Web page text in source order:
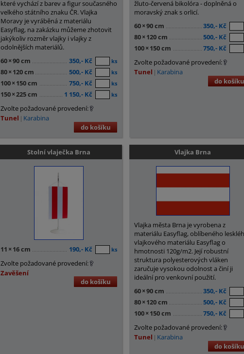
které vychází z barev a figur současného
velkého státního znaku ČR. Vlajka
Moravy je vyráběná z materiálu
Easyflag, na zakázku můžeme zhotovit
jakýkoliv rozměr vlajky i vlajky z
odolnějších materiálů.
60×90 cm 350,- Kč ks
80× 120 cm 500,- Kč ks
100× 150 cm 750,- Kč ks
150×225 cm 1 150,- Kč ks
Zvolte požadované provedení:
Tunel
Karabina
do košíku
žluto-červená bikolóra - doplněná o
moravský znak s orlicí.
60×90 cm 350,- Kč
80× 120 cm 500,- Kč
100× 150 cm 750,- Kč
Zvolte požadované provedení:
Tunel
Karabina
do košíku
Stolní vlaječka Brna
11 × 16 cm 190,- Kč ks
Zvolte požadované provedení:
Zavěšení
do košíku
Vlajka Brna
Vlajka města Brna je vyrobena z
materiálu Easyflag, oblíbeného
vlajkového materiálu Easyflag o
hmotnosti 120g/m2. Její robustní
struktura polyesterových vláken
zaručuje vysokou odolnost a činí ji
ideální pro venkovní použití.
60×90 cm 350,- Kč
80× 120 cm 500,- Kč
100× 150 cm 750,- Kč
Zvolte požadované provedení:
Tunel
Karabina
do košíku